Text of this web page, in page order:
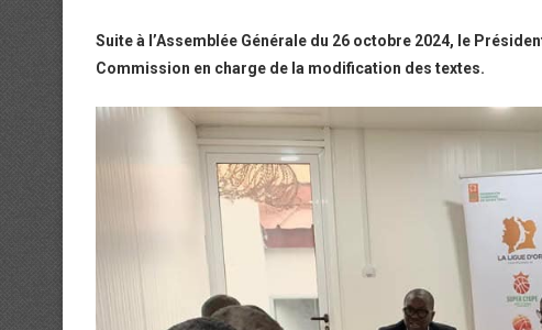
Suite à l’Assemblée Générale du 26 octobre 2024, le
Commission en charge de la modification des textes.